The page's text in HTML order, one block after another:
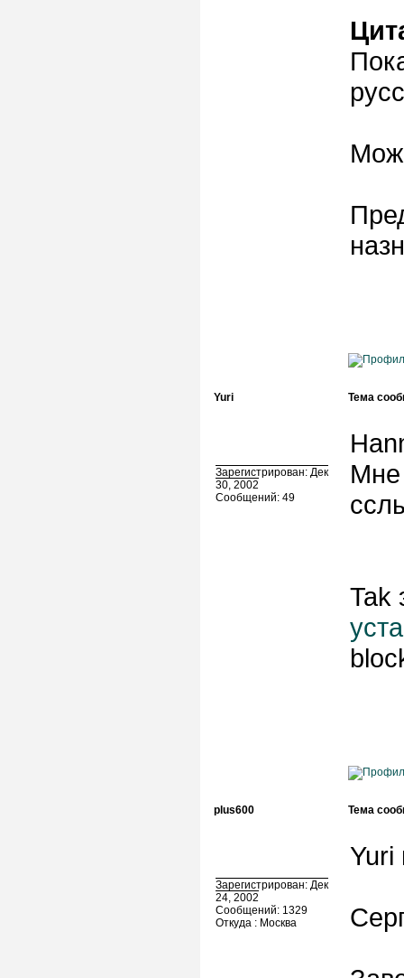
Yuri Тема
Зарегистрирован: Дек
30, 2002
Сообщений: 49
Мне
Tak
plus600 Тема
Зарегистрирован: Дек
24, 2002
Сообщений: 1329
Откуда : Москва
Yuri